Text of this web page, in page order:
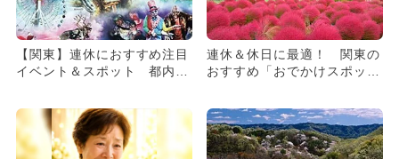
【関東】連休におすすめ注目
イベント＆スポット 都内も
連休＆休日に最適！ 関東の
おすすめ「おでかけスポッ